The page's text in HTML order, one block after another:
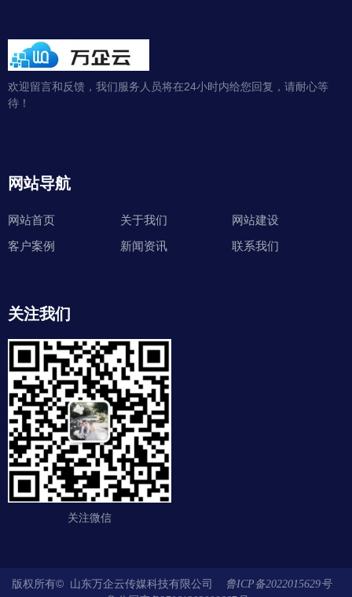
欢迎留言和反馈，我们服务人员将在24小时内给您回复，请耐心等
待！
网站导航
网站首页 关于我们
网站建设
客户案例
新闻资讯 联系我们
关注我们
关注微信
版权所有© 山东万企云传媒科技有限公司
鲁ICP备2022015629号